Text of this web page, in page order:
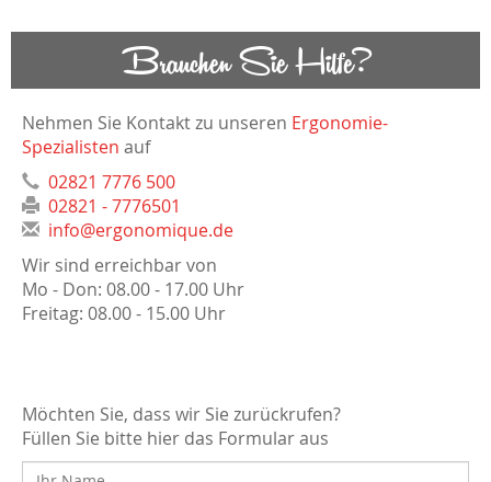
Brauchen Sie Hilfe?
Nehmen Sie Kontakt zu unseren Ergonomie-
Spezialisten auf
02821 7776 500
02821 - 7776501
info@ergonomique.de
Wir sind erreichbar von
Mo - Don: 08.00 - 17.00 Uhr
Freitag: 08.00 - 15.00 Uhr
Möchten Sie, dass wir Sie zurückrufen?
Füllen Sie bitte hier das Formular aus